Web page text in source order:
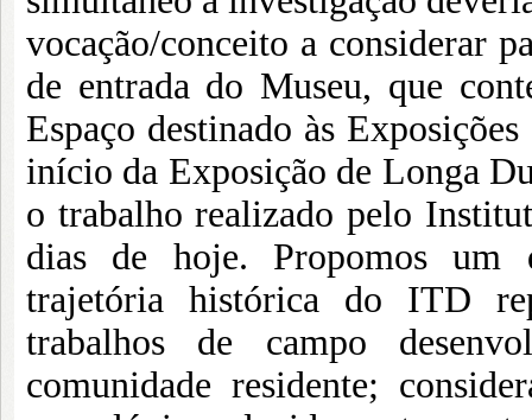
vocação/conceito a considerar
de entrada do Museu, que
Espaço destinado às
início da Exposição de Longa
o trabalho realizado pelo
dias de hoje. Propomos um
trajetória histórica do ITD
trabalhos de campo
comunidade residente;